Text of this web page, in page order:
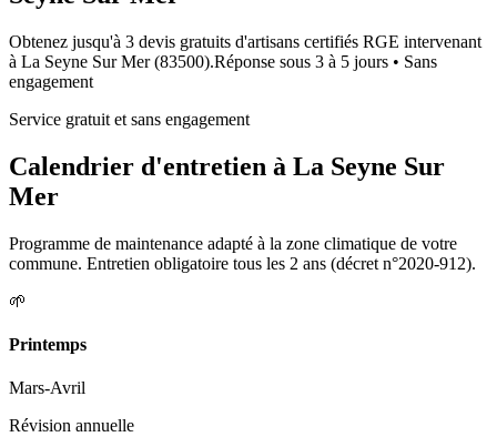
Obtenez jusqu'à 3 devis gratuits d'artisans certifiés RGE intervenant
à La Seyne Sur Mer(83500).Réponse sous 3 à 5 jours • Sans
engagement
Service gratuit et sans engagement
Calendrier d'entretien à La Seyne Sur
Mer
Programme de maintenance adapté à la zone climatique de votre
commune. Entretien obligatoire tous les 2 ans (décret n°2020-912).
🌱
Printemps
Mars-Avril
Révision annuelle